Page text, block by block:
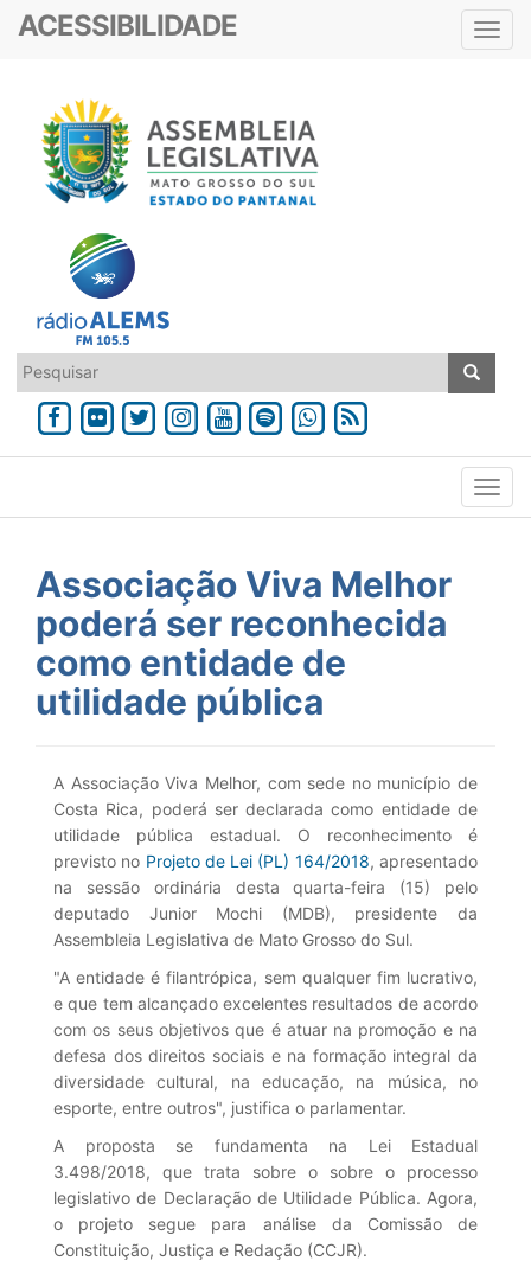
ACESSIBILIDADE
Associação Viva Melhor
poderá ser reconhecida
como entidade de
utilidade pública
A Associação Viva Melhor, com sede no município de
Costa Rica, poderá ser declarada como entidade de
utilidade pública estadual. O reconhecimento é
previsto no Projeto de Lei (PL) 164/2018, apresentado
na sessão ordinária desta quarta-feira (15) pelo
deputado Junior Mochi (MDB), presidente da
Assembleia Legislativa de Mato Grosso do Sul.
"A entidade é filantrópica, sem qualquer fim lucrativo,
e que tem alcançado excelentes resultados de acordo
com os seus objetivos que é atuar na promoção e na
defesa dos direitos sociais e na formação integral da
diversidade cultural, na educação, na música, no
esporte, entre outros", justifica o parlamentar.
A proposta se fundamenta na Lei Estadual
3.498/2018, que trata sobre o sobre o processo
legislativo de Declaração de Utilidade Pública. Agora,
o projeto segue para análise da Comissão de
Constituição, Justiça e Redação (CCJR).